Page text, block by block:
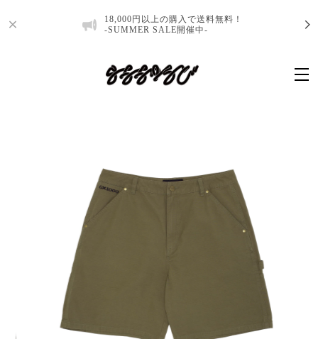
18,000円以上の購入で送料無料！
-SUMMER SALE開催中-